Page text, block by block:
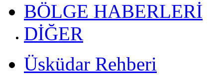
BÖLGE HABERLERİ
DİĞER
Üsküdar Rehberi